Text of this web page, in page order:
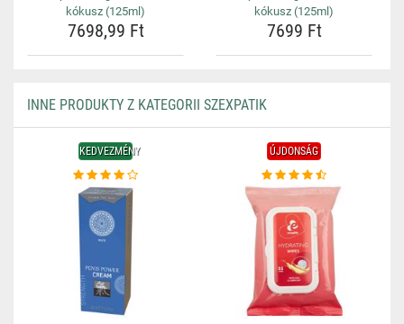
kókusz (125ml)
7698,99 Ft
kókusz (125ml)
7699 Ft
INNE PRODUKTY Z KATEGORII SZEXPATIK
KEDVEZMÉNY ÚJDONSÁG